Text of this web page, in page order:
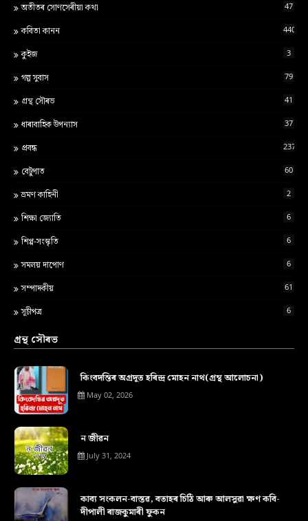
অতীতৰ সোণসেৰীয়া কথা 47
কবিতা কানন 440
কুইজ 3
গল্প সুবাস 79
গ্ৰন্থ স‍ৌৰভ 41
ধাৰাবাহিক উপন্যাস 37
প্ৰবন্ধ 237
বেটুপাত 60
ভ্ৰমণ কাহিনী 2
শ‍িক্ষা জ্য‍োত‍ি 6
শিপ্প-সংস্কৃতি 6
সমলয় দাপোণ 6
সম্পাদকীয় 61
সূচীপত্ৰ 6
গ্ৰন্থ সৌৰভ
কিংবদন্তিৰ অগ্ৰদূত হৰিন্দ্ৰ মোহন নাথ(গ্ৰন্থ আলোচনা)
May 02, 2026
ন জীৱন
July 31, 2024
কাব্য সংকলন-বাস্তৱ, বতাহৰ চিঠি আৰু আলসুৱা ক্ষণ কবি-
দীপালী ৰাজকুমাৰী ফুকন